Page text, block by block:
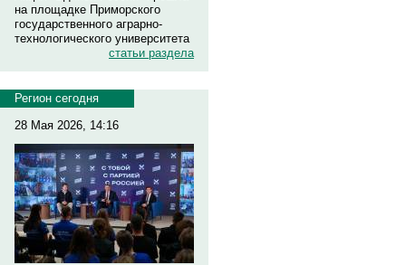
на площадке Приморского
государственного аграрно-
технологического университета
статьи раздела
Регион сегодня
28 Мая 2026, 14:16